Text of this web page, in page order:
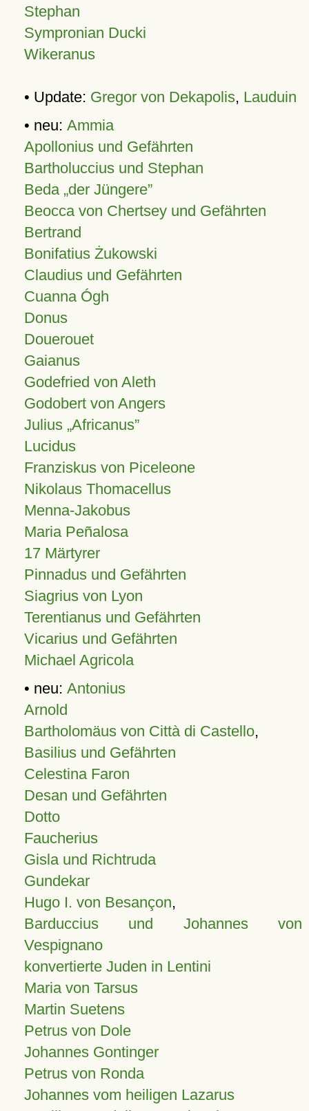
Stephan
Sympronian Ducki
Wikeranus
• Update: Gregor von Dekapolis, Lauduin
• neu: Ammia
Apollonius und Gefährten
Bartholuccius und Stephan
Beda „der Jüngere”
Beocca von Chertsey und Gefährten
Bertrand
Bonifatius Żukowski
Claudius und Gefährten
Cuanna Ógh
Donus
Douerouet
Gaianus
Godefried von Aleth
Godobert von Angers
Julius Africanus
Lucidus
Franziskus von Piceleone
Nikolaus Thomacellus
Menna-Jakobus
Maria Peñalosa
17 Märtyrer
Pinnadus und Gefährten
Siagrius von Lyon
Terentianus und Gefährten
Vicarius und Gefährten
Michael Agricola
• neu: Antonius
Arnold
Bartholomäus von Città di Castello,
Basilius und Gefährten
Celestina Faron
Desan und Gefährten
Dotto
Faucherius
Gisla und Richtruda
Gundekar
Hugo I. von Besançon,
Barduccius und Johannes von
Vespignano
konvertierte Juden in Lentini
Maria von Tarsus
Martin Suetens
Petrus von Dole
Johannes Gontinger
Petrus von Ronda
Johannes vom heiligen Lazarus